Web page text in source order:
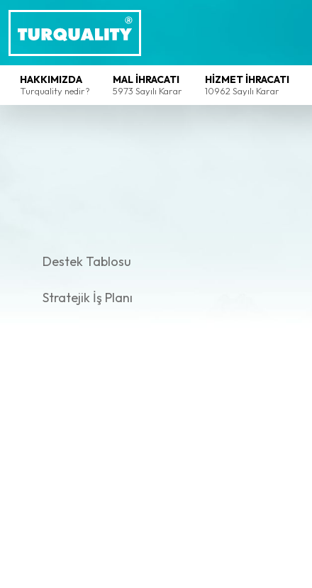
HAKKIMIZDA
Turquality nedir?
MAL İHRACATI
5973 Sayılı Karar
HİZMET İHRACATI
10962 Sayılı Karar
Destek Tablosu
Stratejik İş Planı